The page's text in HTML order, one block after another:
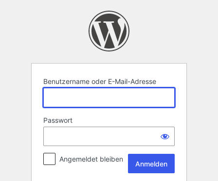
Benutzername oder E-Mail-Adresse
Passwort
Angemeldet bleiben